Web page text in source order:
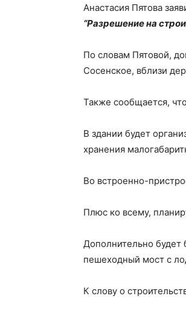
Анастасия Пятова
“Разрешение на
По словам Пятовой,
Сосенское, вблизи
Также сообщается,
В здании будет
хранения
Во встроенно-
Плюс ко всему,
Дополнительно будет
пешеходный мост с
К слову о